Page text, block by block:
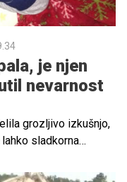
je njen
nevarnost
grozljivo izkušnjo,
sladkorna
obvladati,"